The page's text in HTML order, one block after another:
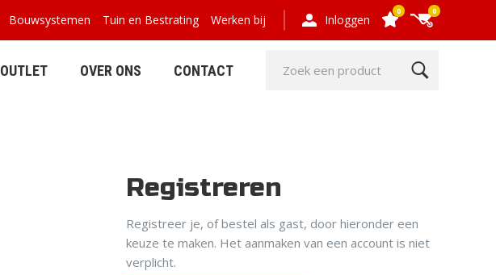
GRIND- EN
GRASPLATEN
HOUT,
OMHEINING
OUTLET OVER ONS CONTACT
Bouwsystemen Tuin en Bestrating Werken bij Inloggen
0 0
Registreren
Registreer je, of bestel als gast, door hieronder een
keuze te maken. Het aanmaken van een account is niet
verplicht.